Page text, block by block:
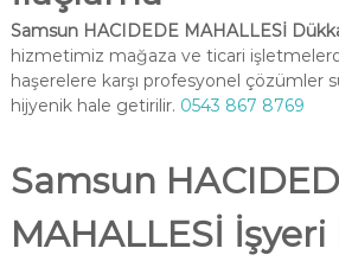
Samsun HACIDEDE MAHALLESİ
hizmetimiz mağaza ve ticari
haşerelere karşı profesyonel çözümler
hijyenik hale getirilir. 0543 867 8769
Samsun
MAHALLESİ